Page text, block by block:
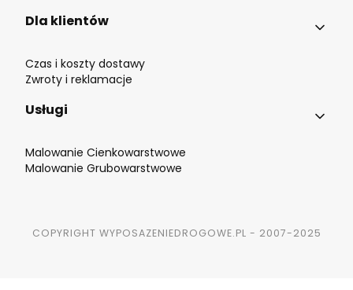
Dla klientów
Czas i koszty dostawy
Zwroty i reklamacje
Usługi
Malowanie Cienkowarstwowe
Malowanie Grubowarstwowe
COPYRIGHT WYPOSAZENIEDROGOWE.PL - 2007-2025